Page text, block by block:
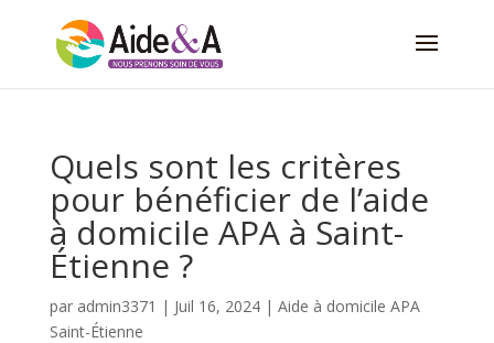
Quels sont les critères
pour bénéficier de l’aide
à domicile APA à Saint-
Étienne ?
par admin3371 | Juil 16, 2024| Aide à domicile APA
Saint-Étienne